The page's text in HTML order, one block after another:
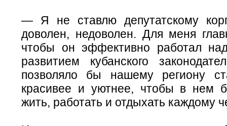
— Я не ставлю депутатскому
доволен, недоволен. Для меня
чтобы он эффективно работал
развитием кубанского
позволяло бы нашему региону
красивее и уютнее, чтобы в нем
жить, работать и отдыхать каждому